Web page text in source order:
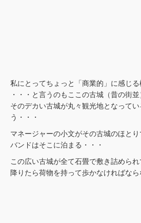
私にとってちょっと「商業的」に感じる
・・・と言うのもここの古城（昔の街
そのデカい古城が丸々観光地となって
う・・・
マネージャーの小文がその古城のほと
バンドはそこに泊まる・・・
この広い古城が全て石畳で敷き詰めら
降りたら荷物を持って歩かなければなら